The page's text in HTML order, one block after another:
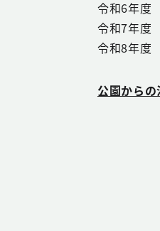
令和6年度
令和7年度
令和8年度
公園から